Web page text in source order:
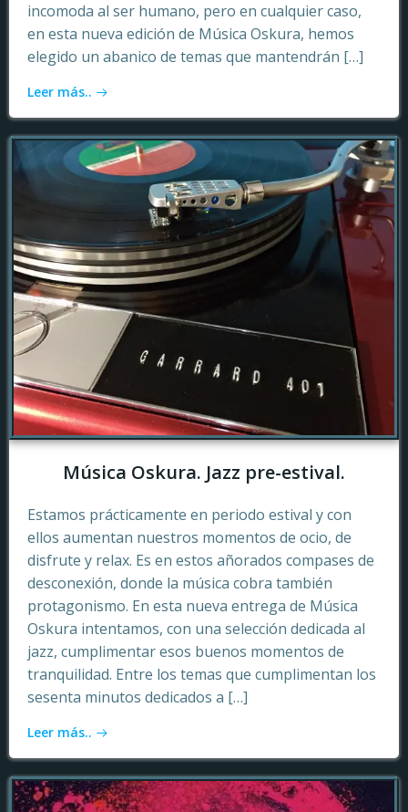
incomoda al ser humano, pero en cualquier caso,
en esta nueva edición de Música Oskura, hemos
elegido un abanico de temas que mantendrán […]
Leer más..
Música Oskura. Jazz pre-estival.
Estamos prácticamente en periodo estival y con
ellos aumentan nuestros momentos de ocio, de
disfrute y relax. Es en estos añorados compases de
desconexión, donde la música cobra también
protagonismo. En esta nueva entrega de Música
Oskura intentamos, con una selección dedicada al
jazz, cumplimentar esos buenos momentos de
tranquilidad. Entre los temas que cumplimentan los
sesenta minutos dedicados a […]
Leer más..